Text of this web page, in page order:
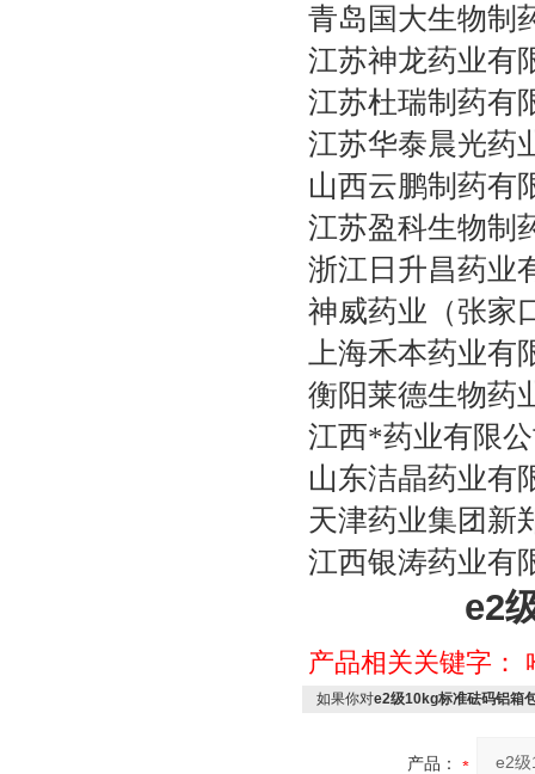
青岛国大生物制
江苏神龙药业有
江苏杜瑞制药有
江苏华泰晨光药
山西云鹏制药有
江苏盈科生物制
浙江日升昌药业
神威药业（张家
上海禾本药业有
衡阳莱德生物药
江西*药业有限
山东洁晶药业有
天津药业集团新
江西银涛药业有
e2
产品相关关键字：
如果你对e2级10kg标准砝码铝箱
产品：